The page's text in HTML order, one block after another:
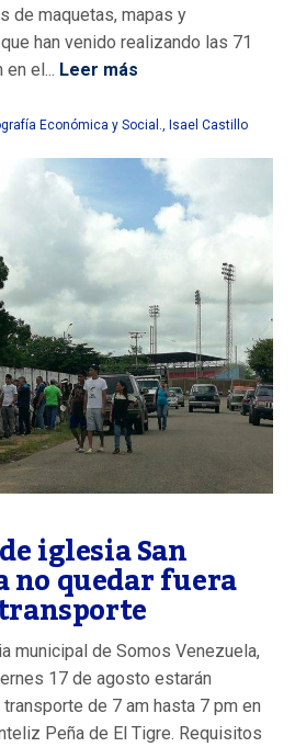
de maquetas, mapas y
han venido realizando las 71
el... Leer más
Económica y Social., Isael Castillo
iglesia San
quedar fuera
municipal de Somos Venezuela,
17 de agosto estarán
de 7 am hasta 7 pm en
Peña de El Tigre. Requisitos